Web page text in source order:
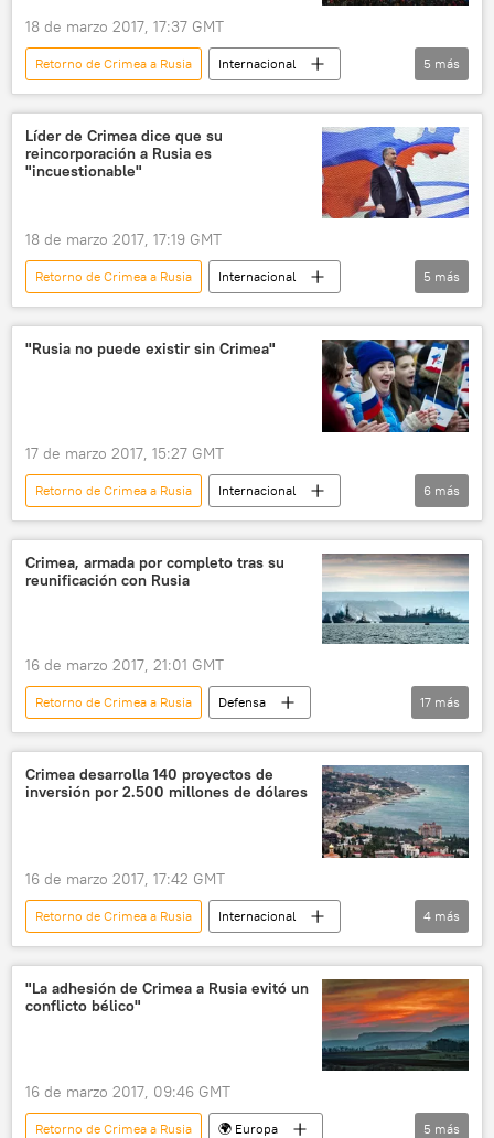
18 de marzo 2017, 17:37 GMT
Retorno de Crimea a Rusia
Internacional
Rusia
Crimea
reunificación
festival
noticias
5 más
Líder de Crimea dice que su
reincorporación a Rusia es
"incuestionable"
18 de marzo 2017, 17:19 GMT
Retorno de Crimea a Rusia
Internacional
Rusia
Crimea
Serguéi Axiónov
reunificación
noticias
5 más
"Rusia no puede existir sin Crimea"
17 de marzo 2017, 15:27 GMT
Retorno de Crimea a Rusia
Internacional
Rusia
Crimea
Natalia Poklónskaya
Ruslán Balbek
Viacheslav Volodin
noticias
6 más
Crimea, armada por completo tras su
reunificación con Rusia
16 de marzo 2017, 21:01 GMT
Retorno de Crimea a Rusia
Defensa
Internacional
Rusia
sociedad
seguridad
Crimea
Flota del Mar Negro de Rusia
Pántsir-S1
aviación naval
buques
submarinos
Almirante Makarov
noticias
17 más
Crimea desarrolla 140 proyectos de
inversión por 2.500 millones de dólares
16 de marzo 2017, 17:42 GMT
Retorno de Crimea a Rusia
Internacional
Rusia
Crimea
📈 Mercados y finanzas
noticias
4 más
"La adhesión de Crimea a Rusia evitó un
conflicto bélico"
16 de marzo 2017, 09:46 GMT
Retorno de Crimea a Rusia
🌍 Europa
5 más